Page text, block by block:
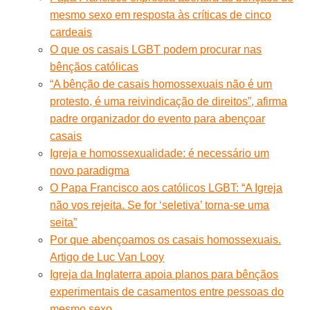
mesmo sexo em resposta às críticas de cinco
cardeais
O que os casais LGBT podem procurar nas
bênçãos católicas
“A bênção de casais homossexuais não é um
protesto, é uma reivindicação de direitos”, afirma
padre organizador do evento para abençoar
casais
Igreja e homossexualidade: é necessário um
novo paradigma
O Papa Francisco aos católicos LGBT: “A Igreja
não vos rejeita. Se for ‘seletiva’ torna-se uma
seita”
Por que abençoamos os casais homossexuais.
Artigo de Luc Van Looy
Igreja da Inglaterra apoia planos para bênçãos
experimentais de casamentos entre pessoas do